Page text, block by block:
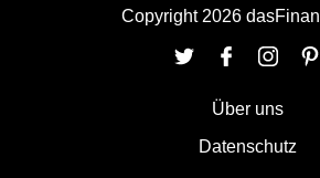
Copyright 2026
Über uns
Datenschutz